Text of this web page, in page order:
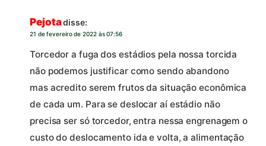
Pejotadisse:
21 de fevereiro de 2022 às 07:56
Torcedor a fuga dos estádios pela nossa torcida
não podemos justificar como sendo abandono
mas acredito serem frutos da situação econômica
de cada um. Para se deslocar aí estádio não
precisa ser só torcedor, entra nessa engrenagem o
custo do deslocamento ida e volta, a alimentação